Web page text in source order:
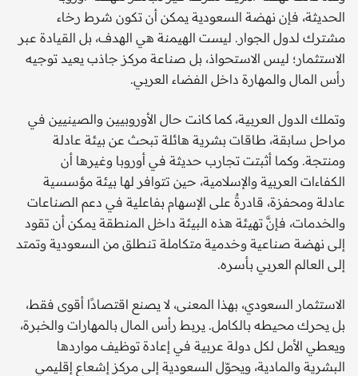
الحديثة، فإن نهضة السعودية يمكن أن تكون شرط رخاء
مشترك لدول الجوار. ليست الهيمنة هي الهدف، بل القيادة عبر
الاستثمار؛ ليس الاستحواذ، بل صناعة مركز جاذب يعيد توجيه
رأس المال والمهارة داخل الفضاء العربي.
وتملك الدول العربية، كما كانت حال الأوروبيين والصينيين في
مراحل سابقة، طاقات بشرية هائلة تبحث عن بيئة عادلة
ومنتجة. وكما أثبتت تجارب حديثة في أوروبا وغيرها أن
الكفاءات العربية والإسلامية، حين تتوافر لها بيئة مؤسسية
عادلة ومحفزة، قادرةٌ على الإسهام بفاعلية في دعم الصناعات
والخدمات، فإنَّ تهيئة هذه البيئة داخل المنطقة يمكن أن تقود
إلى نهضة صناعية وخدمية متكاملة تنطلق من السعودية وتمتد
إلى العالم العربي بأسره.
الاستثمار السعودي، بهذا المعنى، لا يصنع اقتصادًا أقوى فقط،
بل يحرك محيطه بالكامل. يربط رأس المال بالمهارات والخبرة،
ويعطي الأمل لكل دولة عربية في إعادة توظيف مواردها
البشرية والمادية، ويحوّل السعودية إلى مركز إشعاع إقليمي